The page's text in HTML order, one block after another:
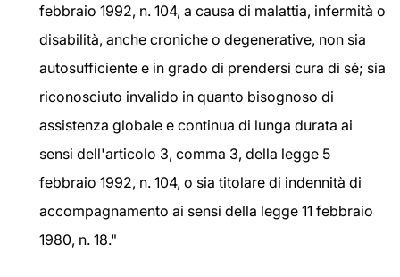
febbraio 1992, n. 104, a causa di malattia, infermità o
disabilità, anche croniche o degenerative, non sia
autosufficiente e in grado di prendersi cura di sé; sia
riconosciuto invalido in quanto bisognoso di
assistenza globale e continua di lunga durata ai
sensi dell'articolo 3, comma 3, della legge 5
febbraio 1992, n. 104, o sia titolare di indennità di
accompagnamento ai sensi della legge 11 febbraio
1980, n. 18."